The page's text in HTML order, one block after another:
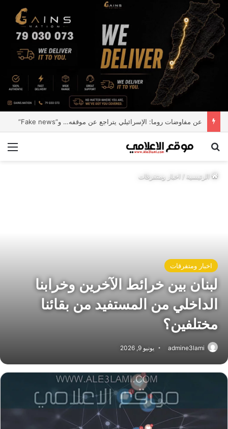
عن مفاوضات روما: الإسرائيلي يتراجع عن موقفه… و”Fake news”
بحث عن
الرئيسية/ اخبار ومتفرقات
اخبار ومتفرقات
لبنان بين خرائط الآخرين وخرابنا
الداخلي من المستفيد من بقائنا
مختلفين؟
admine3lami يونيو 9, 2026